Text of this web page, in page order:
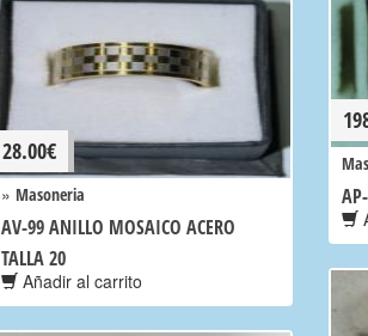
28.00€
» Masoneria
AV-99 ANILLO MOSAICO ACERO
TALLA 20
Añadir al carrito